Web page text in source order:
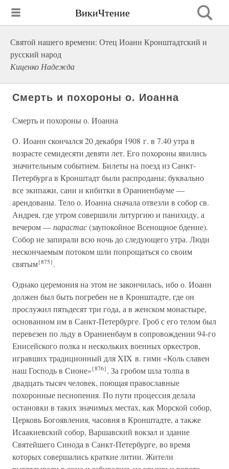
ВикиЧтение
Святой нашего времени: Отец Иоанн Кронштадтский и
русский народ
Киценко Надежда
Смерть и похороны о. Иоанна
Смерть и похороны о. Иоанна
О. Иоанн скончался 20 декабря 1908 г. в 7.40 утра в
возрасте семидесяти девяти лет. Его похороны явились
значительным событием. Билеты на поезд из Санкт-
Петербурга в Кронштадт были распроданы; буквально
все экипажи, сани и кибитки в Ораниенбауме —
арендованы. Тело о. Иоанна сначала отвезли в собор св.
Андрея, где утром совершили литургию и панихиду, а
вечером —парастас(заупокойное Всенощное бдение).
Собор не запирали всю ночь до следующего утра. Люди
нескончаемым потоком шли попрощаться со своим
святым{875}.
Однако церемония на этом не закончилась, ибо о. Иоанн
должен был быть погребен не в Кронштадте, где он
прослужил пятьдесят три года, а в женском монастыре,
основанном им в Санкт-Петербурге. Гроб с его телом был
перевезен по льду в Ораниенбаум в сопровождении 94-го
Енисейского полка и нескольких военных оркестров,
игравших традиционный для XIX в. гимн «Коль славен
наш Господь в Сионе»{876}. За гробом шла толпа в
двадцать тысяч человек, поющая православные
похоронные песнопения. По пути процессия делала
остановки в таких значимых местах, как Морской собор,
Церковь Богоявления, часовня в Кронштадте, а также
Исаакиевский собор, Варшавский вокзал и здание
Святейшего Синода в Санкт-Петербурге, во время
которых совершались краткие литии. Жители